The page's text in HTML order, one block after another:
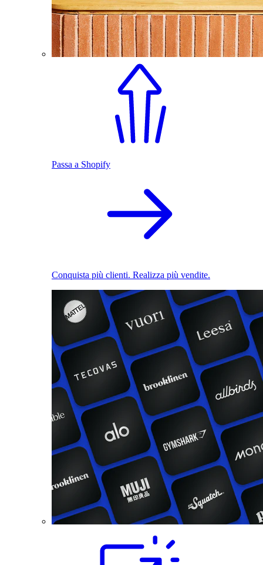
Passa a Shopify
Conquista più clienti. Realizza più vendite.